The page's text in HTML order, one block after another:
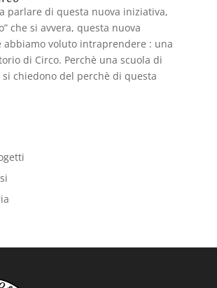
parlare di questa nuova iniziativa,
che si avvera, questa nuova
abbiamo voluto intraprendere : una
di Circo. Perchè una scuola di
chiedono del perchè di questa